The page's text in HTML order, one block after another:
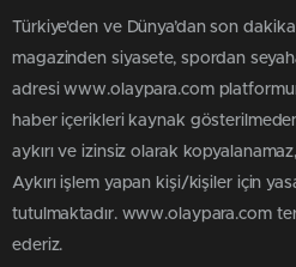
Türkiye'den ve Dünya’dan son dakika
magazinden siyasete, spordan
adresi www.olaypara.com
haber içerikleri kaynak gösterilmeden
aykırı ve izinsiz olarak
Aykırı işlem yapan kişi/kişiler için
tutulmaktadır. www.olaypara.com
ederiz.